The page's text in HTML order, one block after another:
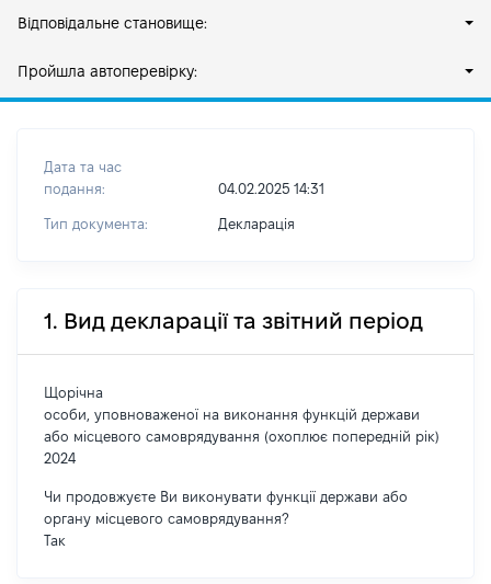
Відповідальне становище:
Пройшла автоперевірку:
Дата та час
подання:
04.02.2025 14:31
Тип документа: Декларація
1. Вид декларації та звітний період
Щорічна
особи, уповноваженої на виконання функцій держави
або місцевого самоврядування (охоплює попередній рік)
2024
Чи продовжуєте Ви виконувати функції держави або
органу місцевого самоврядування?
Так